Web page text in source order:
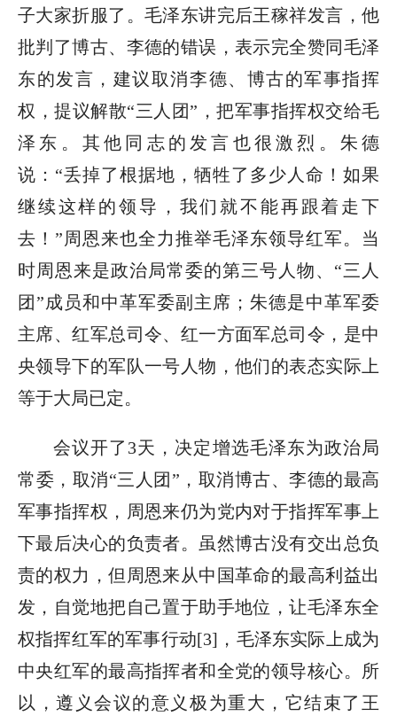
子大家折服了。毛泽东讲完后王稼祥发言，他
批判了博古、李德的错误，表示完全赞同毛泽
东的发言，建议取消李德、博古的军事指挥
权，提议解散“三人团”，把军事指挥权交给毛
泽东。其他同志的发言也很激烈。朱德
说：“丢掉了根据地，牺牲了多少人命！如果
继续这样的领导，我们就不能再跟着走下
去！”周恩来也全力推举毛泽东领导红军。当
时周恩来是政治局常委的第三号人物、“三人
团”成员和中革军委副主席；朱德是中革军委
主席、红军总司令、红一方面军总司令，是中
央领导下的军队一号人物，他们的表态实际上
等于大局已定。
会议开了3天，决定增选毛泽东为政治局
常委，取消“三人团”，取消博古、李德的最高
军事指挥权，周恩来仍为党内对于指挥军事上
下最后决心的负责者。虽然博古没有交出总负
责的权力，但周恩来从中国革命的最高利益出
发，自觉地把自己置于助手地位，让毛泽东全
权指挥红军的军事行动[3]，毛泽东实际上成为
中央红军的最高指挥者和全党的领导核心。所
以，遵义会议的意义极为重大，它结束了王